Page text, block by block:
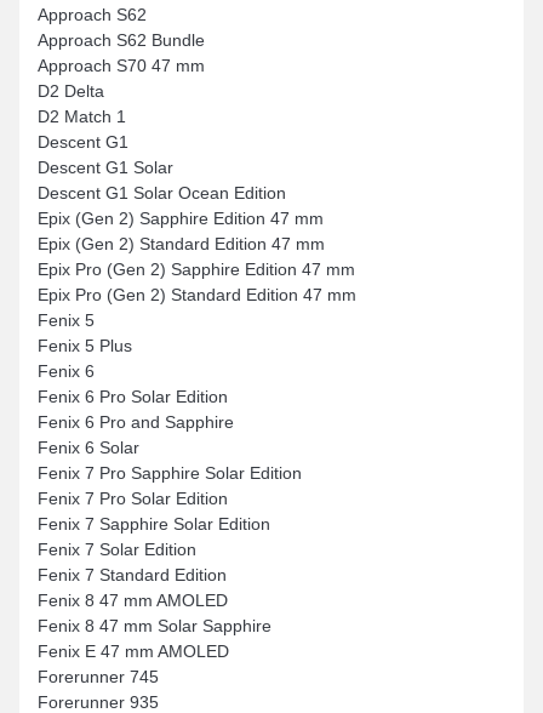
Approach S62
Approach S62 Bundle
Approach S70 47 mm
D2 Delta
D2 Match 1
Descent G1
Descent G1 Solar
Descent G1 Solar Ocean Edition
Epix (Gen 2) Sapphire Edition 47 mm
Epix (Gen 2) Standard Edition 47 mm
Epix Pro (Gen 2) Sapphire Edition 47 mm
Epix Pro (Gen 2) Standard Edition 47 mm
Fenix 5
Fenix 5 Plus
Fenix 6
Fenix 6 Pro Solar Edition
Fenix 6 Pro and Sapphire
Fenix 6 Solar
Fenix 7 Pro Sapphire Solar Edition
Fenix 7 Pro Solar Edition
Fenix 7 Sapphire Solar Edition
Fenix 7 Solar Edition
Fenix 7 Standard Edition
Fenix 8 47 mm AMOLED
Fenix 8 47 mm Solar Sapphire
Fenix E 47 mm AMOLED
Forerunner 745
Forerunner 935